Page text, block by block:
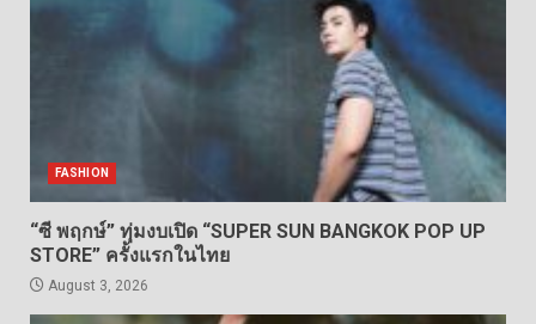
FASHION
“ซี พฤกษ์” ทุ่มงบเปิด “SUPER SUN BANGKOK POP UP
STORE” ครั้งแรกในไทย
August 3, 2026